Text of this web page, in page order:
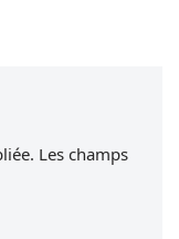
Les champs